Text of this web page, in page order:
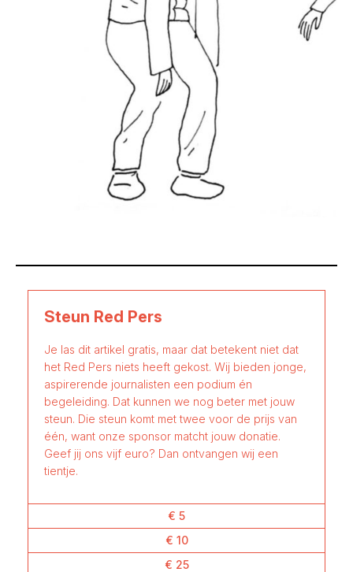
Steun Red Pers
Je las dit artikel gratis, maar dat betekent niet dat
het Red Pers niets heeft gekost. Wij bieden jonge,
aspirerende journalisten een podium én
begeleiding. Dat kunnen we nog beter met jouw
steun. Die steun komt met twee voor de prijs van
één, want onze sponsor matcht jouw donatie.
Geef jij ons vijf euro? Dan ontvangen wij een
tientje.
€ 5
€ 10
€ 25